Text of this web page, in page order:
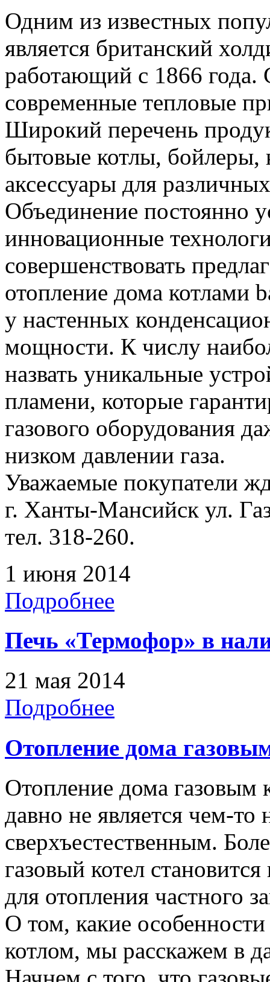
Одним из известных
является британский
работающий с 1866 года.
современные тепловые
Широкий перечень
бытовые котлы, бойлеры,
аксессуары для
Объединение постоянно
инновационные
совершенствовать
отопление дома котлами
у настенных
мощности. К числу
назвать уникальные
пламени, которые
газового оборудования
низком давлении газа.
Уважаемые покупатели
г. Ханты-Мансийск ул.
тел. 318-260.
1 июня 2014
Подробнее
Печь «Термофор» в
21 мая 2014
Подробнее
Отопление дома
Отопление дома
давно не является чем-
сверхъестественным.
газовый котел
для отопления частного
О том, какие
котлом, мы расскажем в